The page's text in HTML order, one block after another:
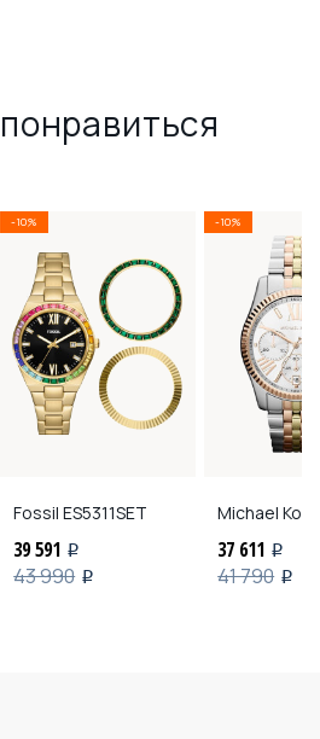
-10%
Fossil ES5311SET
39 591 i
43 990 i
-10%
Michael Kors
37 611 i
41 790 i